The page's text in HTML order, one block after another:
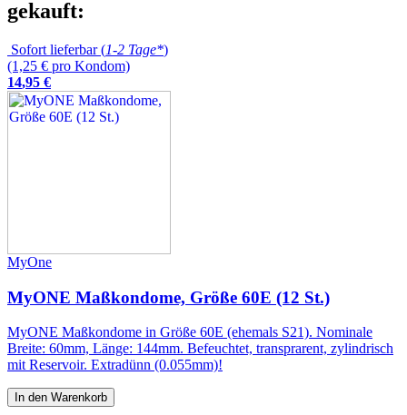
gekauft:
Sofort lieferbar (1-2 Tage*)
(1,25 € pro Kondom)
14,95 €
MyOne
MyONE Maßkondome, Größe 60E (12 St.)
MyONE Maßkondome in Größe 60E (ehemals S21). Nominale
Breite: 60mm, Länge: 144mm. Befeuchtet, transprarent, zylindrisch
mit Reservoir. Extradünn (0.055mm)!
In den Warenkorb